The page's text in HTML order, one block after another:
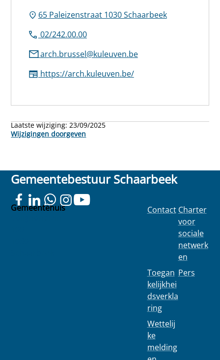
65 Paleizenstraat 1030 Schaarbeek
02/242.00.00
arch.brussel@kuleuven.be
https://arch.kuleuven.be/
Laatste wijziging:23/09/2025
Wijzigingen doorgeven
Gemeentebestuur Schaarbeek
Gemeentehuis
Contact
Toegan
kelijkhei
dsverkla
ring
Wettelij
ke
melding
Charter
voor
sociale
netwerk
en
Pers